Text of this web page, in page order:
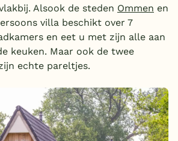
Alsook de steden Ommen en
villa beschikt over 7
en eet u met zijn alle aan
keuken. Maar ook de twee
echte pareltjes.